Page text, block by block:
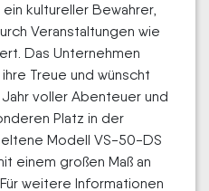
kultureller Bewahrer,
Veranstaltungen wie
Das Unternehmen
Treue und wünscht
voller Abenteuer und
Platz in der
Modell VS-50-DS
einem großen Maß an
weitere Informationen